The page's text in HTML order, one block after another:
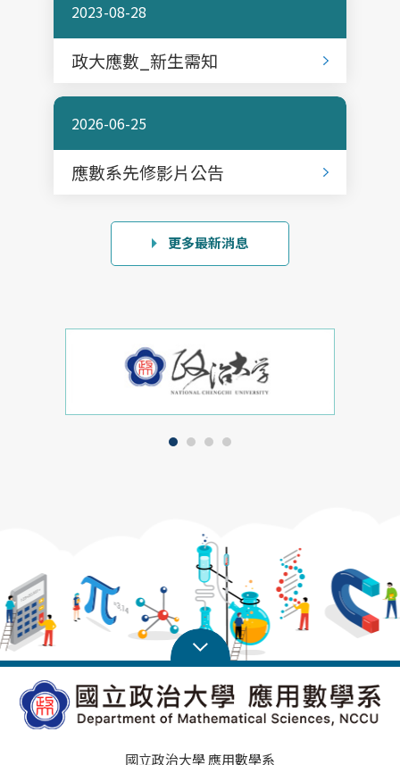
2023-08-28
政大應數_新生需知
2026-06-25
應數系先修影片公告
更多最新消息
國立政治大學 應用數學系